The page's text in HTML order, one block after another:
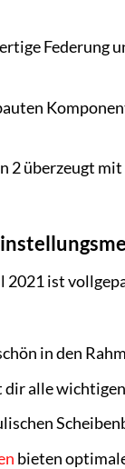
Federung
2 überzeugt
ist
in den
alle
bieten